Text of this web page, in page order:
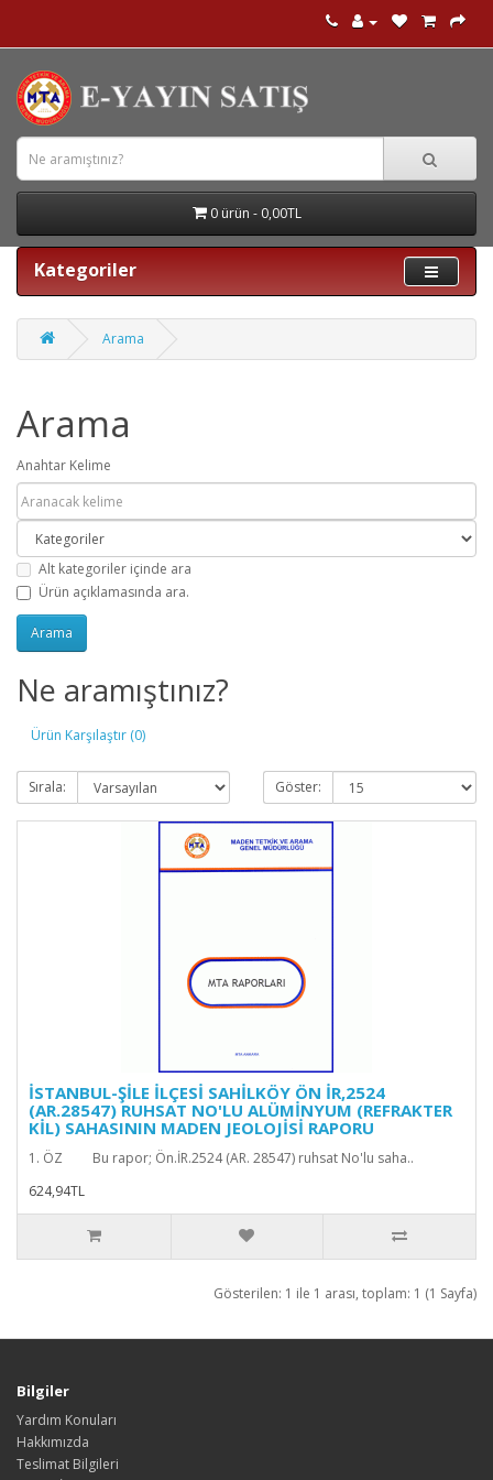
0 ürün - 0,00TL
Kategoriler
Arama
Arama
Anahtar Kelime
Alt kategoriler içinde ara
Ürün açıklamasında ara.
Ne aramıştınız?
Ürün Karşılaştır (0)
Sırala: Göster:
İSTANBUL-ŞİLE İLÇESİ SAHİLKÖY ÖN İR,2524
(AR.28547) RUHSAT NO'LU ALÜMİNYUM (REFRAKTER
KİL) SAHASININ MADEN JEOLOJİSİ RAPORU
1. ÖZ Bu rapor; Ön.İR.2524 (AR. 28547) ruhsat No'lu saha..
624,94TL
Gösterilen: 1 ile 1 arası, toplam: 1 (1 Sayfa)
Bilgiler
Yardım Konuları
Hakkımızda
Teslimat Bilgileri